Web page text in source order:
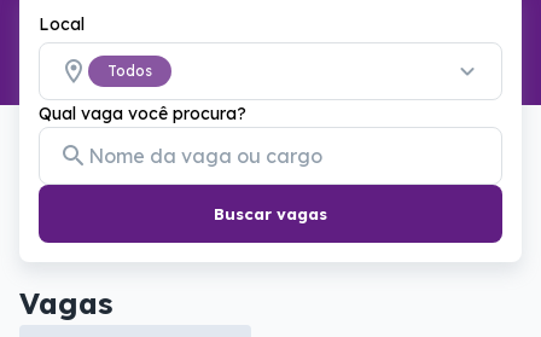
Local
Todos
Qual vaga você procura?
Buscar vagas
Vagas